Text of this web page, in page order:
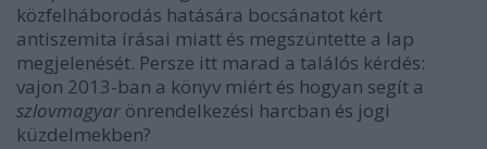
közfelháborodás hatására bocsánatot kért
antiszemita írásai miatt és megszüntette a lap
megjelenését. Persze itt marad a találós kérdés:
vajon 2013-ban a könyv miért és hogyan segít a
szlovmagyar önrendelkezési harcban és jogi
küzdelmekben?